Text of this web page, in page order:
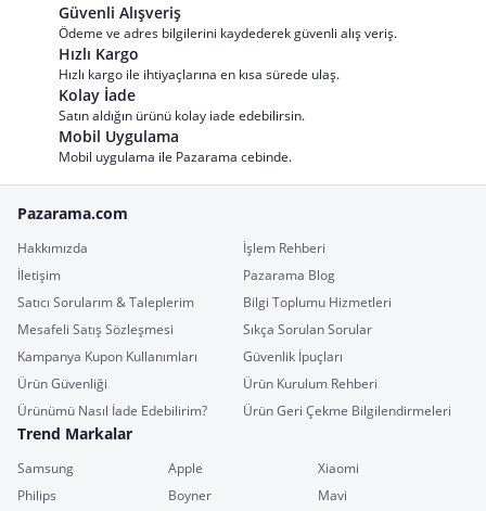
Güvenli Alışveriş
Ödeme ve adres bilgilerini kaydederek güvenli alış veriş.
Hızlı Kargo
Hızlı kargo ile ihtiyaçlarına en kısa sürede ulaş.
Kolay İade
Satın aldığın ürünü kolay iade edebilirsin.
Mobil Uygulama
Mobil uygulama ile Pazarama cebinde.
Pazarama.com
Hakkımızda
İşlem Rehberi
İletişim
Pazarama Blog
Satıcı Sorularım & Taleplerim
Bilgi Toplumu Hizmetleri
Mesafeli Satış Sözleşmesi
Sıkça Sorulan Sorular
Kampanya Kupon Kullanımları
Güvenlik İpuçları
Ürün Güvenliği
Ürün Kurulum Rehberi
Ürünümü Nasıl İade Edebilirim?
Ürün Geri Çekme Bilgilendirmeleri
Trend Markalar
Samsung Apple
Xiaomi
Philips
Boyner
Mavi